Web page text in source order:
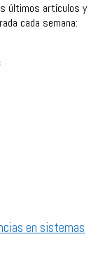
últimos artículos y
cada semana:
en sistemas